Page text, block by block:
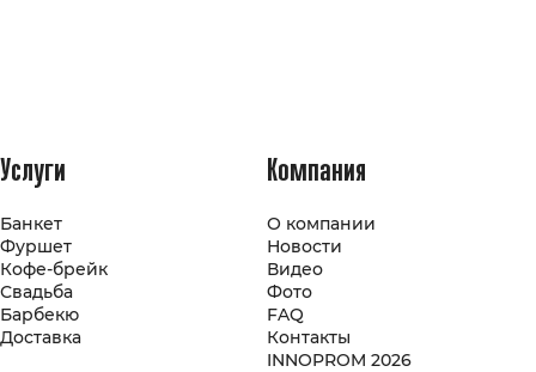
Услуги
Банкет
Фуршет
Кофе-брейк
Свадьба
Барбекю
Доставка
Компания
О компании
Новости
Видео
Фото
FAQ
Контакты
INNOPROM 2026